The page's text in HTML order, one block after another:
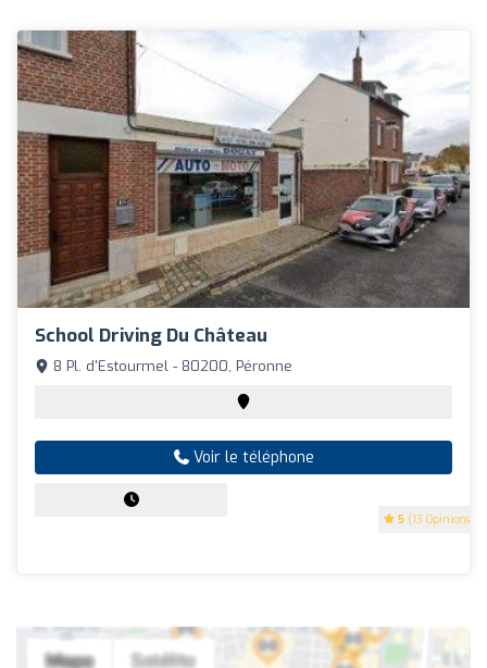
School Driving Du Château
5 (13 Opinions)
8 Pl. d'Estourmel - 80200, Péronne
Voir le téléphone